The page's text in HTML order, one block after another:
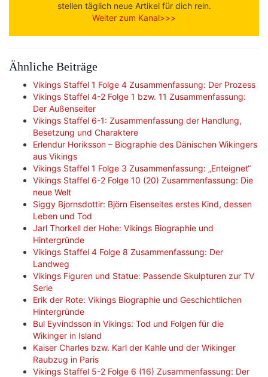
stellen täglich neue Artikel für dich rein.
Weiter zum Kanal>>>
Ähnliche Beiträge
Vikings Staffel 1 Folge 4 Zusammenfassung: Der Prozess
Vikings Staffel 4-2 Folge 1 bzw. 11 Zusammenfassung:
Der Außenseiter
Vikings Staffel 6-1: Zusammenfassung der Handlung,
Besetzung und Charaktere
Erlendur Horiksson – Biographie des Dänischen Wikingers
aus Vikings
Vikings Staffel 1 Folge 3 Zusammenfassung: „Enteignet“
Vikings Staffel 6-2 Folge 10 (20) Zusammenfassung: Die
neue Welt
Siggy Bjornsdottir: Björn Eisenseites erstes Kind, dessen
Leben und Tod
Jarl Thorkell der Hohe: Vikings Biographie und
Hintergründe
Vikings Staffel 4 Folge 8 Zusammenfassung: Der
Landweg
Vikings Figuren und Statue: Passende Skulpturen zur TV
Serie
Erik der Rote: Vikings Biographie und Geschichtlichen
Hintergründe
Bul Eyvindsson in Vikings: Tod und Folgen für die
Wikinger in Island
Kaiser Charles bzw. Karl der Kahle und der Wikinger
Raubzug in Paris
Vikings Staffel 5-2 Folge 6 (16) Zusammenfassung: Der